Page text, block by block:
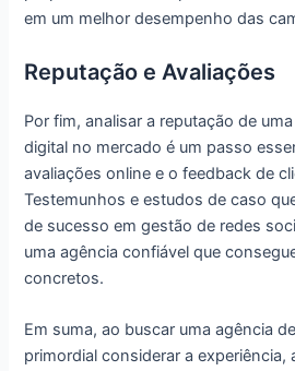
em um melhor desempenho das
Reputação e Avaliações
Por fim, analisar a reputação de
digital no mercado é um passo
avaliações online e o feedback de
Testemunhos e estudos de caso
de sucesso em gestão de redes
uma agência confiável que
concretos.
Em suma, ao buscar uma agência
primordial considerar a experiência,